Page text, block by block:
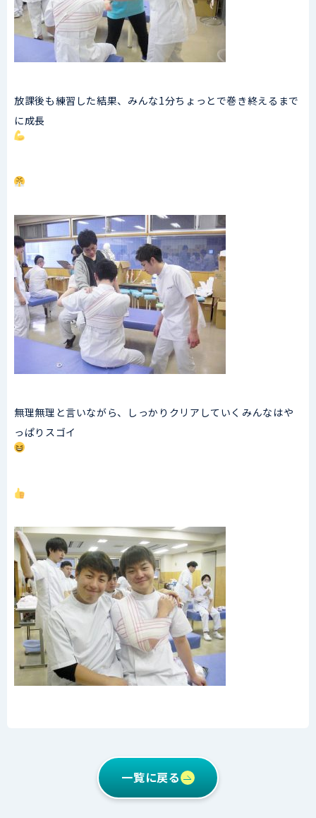
放課後も練習した結果、みんな1分ちょっとで巻き終えるまで
に成長
無理無理と言いながら、しっかりクリアしていくみんなはや
っぱりスゴイ
一覧に戻る